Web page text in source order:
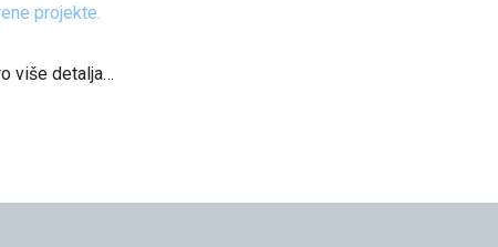
projekte.
više detalja…